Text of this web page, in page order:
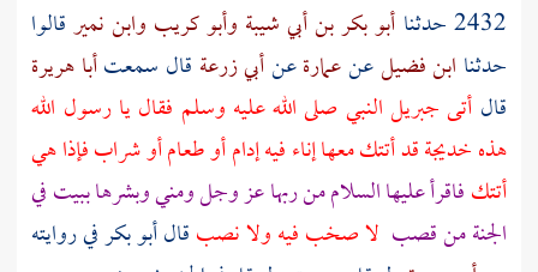
2432 حدثنا أبو بكر بن أبي شيبة وأبو كريب وابن نميرقالوا
حدثنا ابن فضيلعنعمارةعنأبي زرعة قال سمعتأبا هريرة
قال أتىجبريلالنبي صلى الله عليه وسلم فقال يا رسول الله
هذهخديجةقد أتتك معها إناء فيه إدام أو طعام أو شراب فإذا هي
أتتكفاقرأ عليها السلام من ربها عز وجل ومني وبشرها ببيت في
الجنة من قصب لا صخب فيه ولا نصبقالأبو بكرفي روايته